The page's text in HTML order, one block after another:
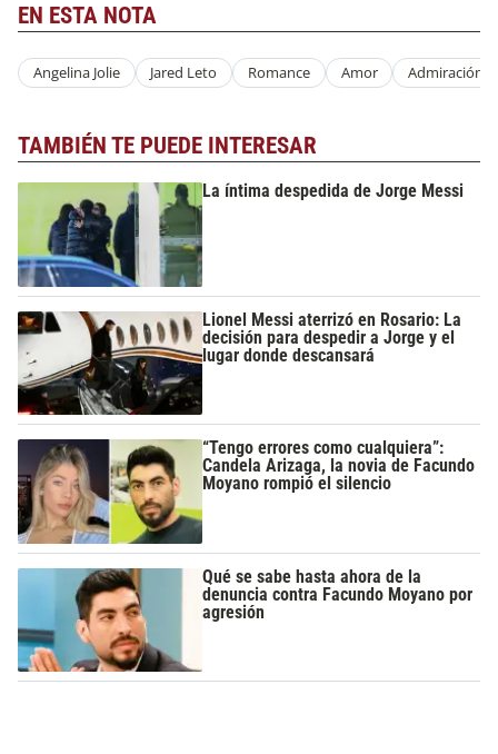
EN ESTA NOTA
Angelina Jolie Jared Leto Romance Amor Admiración
TAMBIÉN TE PUEDE INTERESAR
La íntima despedida de Jorge Messi
Lionel Messi aterrizó en Rosario: La
decisión para despedir a Jorge y el
lugar donde descansará
“Tengo errores como cualquiera”:
Candela Arizaga, la novia de Facundo
Moyano rompió el silencio
Qué se sabe hasta ahora de la
denuncia contra Facundo Moyano por
agresión